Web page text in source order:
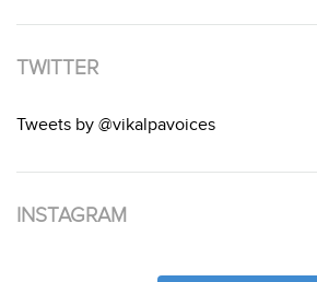
TWITTER
Tweets by @vikalpavoices
INSTAGRAM